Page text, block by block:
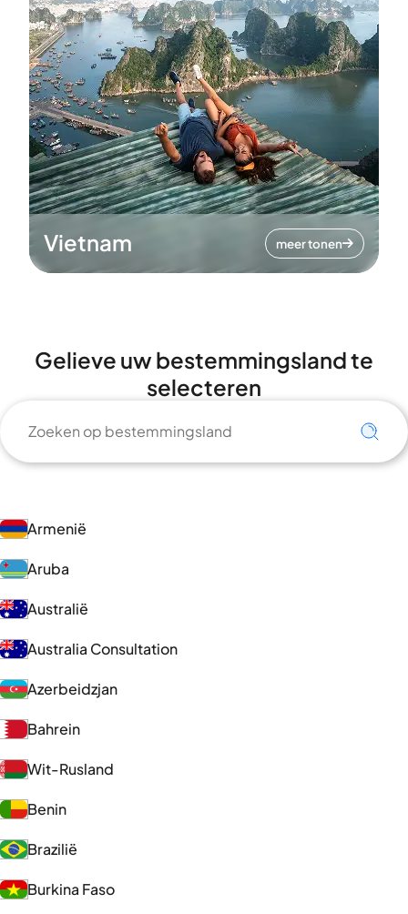
Vietnam meer tonen
Gelieve uw bestemmingsland te
selecteren
Armenië
Aruba
Australië
Australia Consultation
Azerbeidzjan
Bahrein
Wit-Rusland
Benin
Brazilië
Burkina Faso